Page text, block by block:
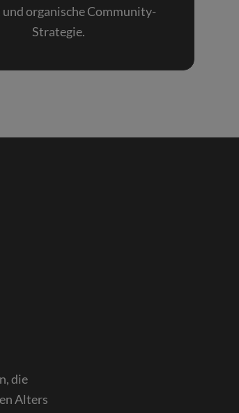
und organische Community-
Strategie.
die
Alters